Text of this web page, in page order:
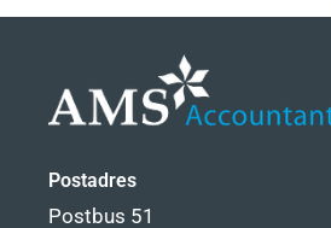
Postadres
Postbus 51